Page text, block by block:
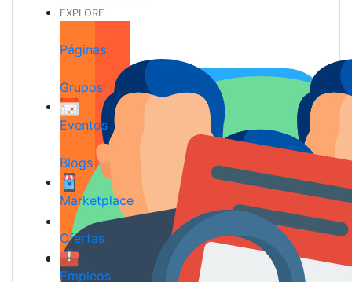
EXPLORE
Páginas
Grupos
Eventos
Blogs
Marketplace
Ofertas
Empleos